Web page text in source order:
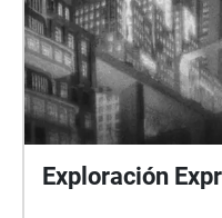
Exploración